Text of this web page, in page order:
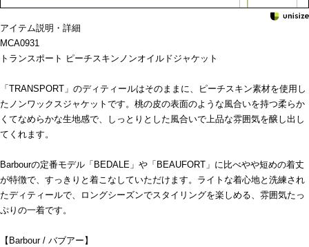
アイテム説明・詳細
MCA0931
トランスポート ピーチスキンノンオイルドジャケット
「TRANSPORT」のディティールはそのままに、ピーチスキン素材を使用し
たノンワックスジャケットです。桃の皮の表面のような風合いを持つ柔らか
くてなめらかな生地感で、しっとりとした風合いで上品な雰囲気を醸し出し
てくれます。
Barbourの定番モデル「BEDALE」や「BEAUFORT」に比べやや短めの着丈
が特徴で、すっきりと着こなしていただけます。ライトな着心地と洗練され
たディティールで、ロングシーズンでスタイリングを楽しめる、雰囲気たっ
ぷりの一着です。
【Barbour / バブアー】